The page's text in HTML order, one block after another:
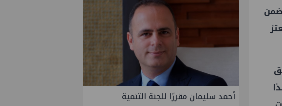
ضمن
أحمد سليمان مقررًا للجنة التنمية